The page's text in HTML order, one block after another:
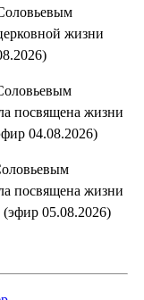
жизни
посвящена жизни
04.08.2026)
посвящена жизни
(эфир 05.08.2026)